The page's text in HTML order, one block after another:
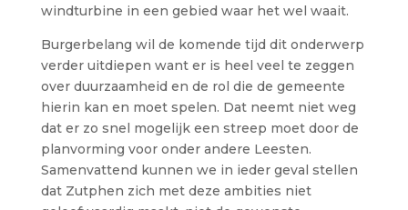
windturbine in een gebied waar het wel waait.
Burgerbelang wil de komende tijd dit onderwerp
verder uitdiepen want er is heel veel te zeggen
over duurzaamheid en de rol die de gemeente
hierin kan en moet spelen. Dat neemt niet weg
dat er zo snel mogelijk een streep moet door de
planvorming voor onder andere Leesten.
Samenvattend kunnen we in ieder geval stellen
dat Zutphen zich met deze ambities niet